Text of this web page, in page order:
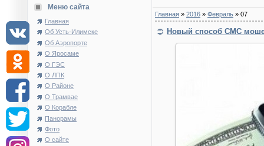
Меню сайта
Главная
Об Усть-Илимске
Об Аэропорте
О Яросаме
О ГЭС
О ЛПК
О Районе
О Трамвае
О Корабле
Панорамы
Фото
О сайте
Главная » 2016 » Февраль » 07
Новый способ СМС